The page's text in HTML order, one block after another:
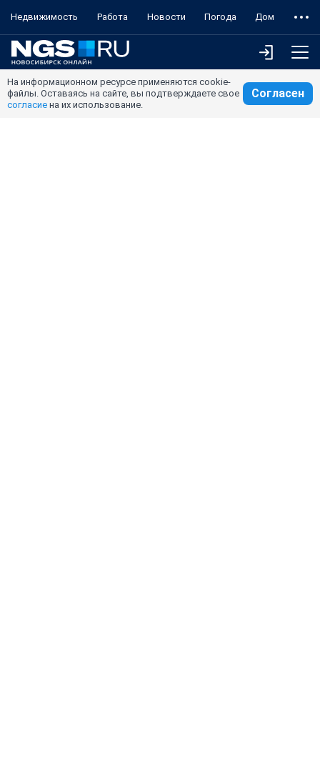
Недвижимость Работа Новости Погода Дом
На информационном ресурсе применяются cookie-
файлы. Оставаясь на сайте, вы подтверждаете свое
согласие на их использование.
Согласен